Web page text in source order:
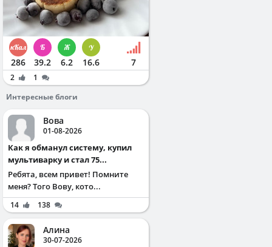
286 39.2 6.2 16.6 7
2
1
Интересные блоги
Вова
01-08-2026
Как я обманул систему, купил
мультиварку и стал 75...
Ребята, всем привет! Помните
меня? Того Вову, кото...
14 138
Алина
30-07-2026